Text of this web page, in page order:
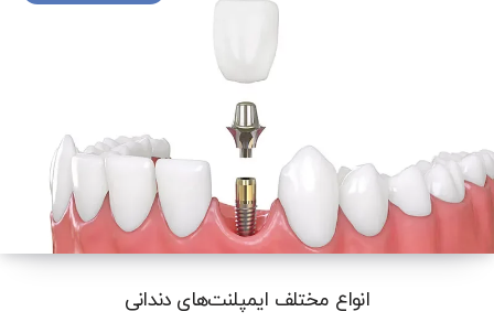
انواع مختلف ایمپلنت‌های دندانی